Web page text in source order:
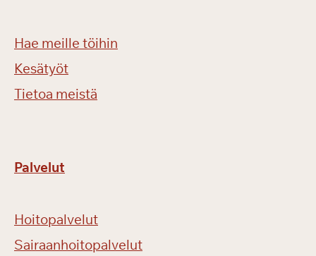
Hae meille töihin
Kesätyöt
Tietoa meistä
Palvelut
Hoitopalvelut
Sairaanhoitopalvelut